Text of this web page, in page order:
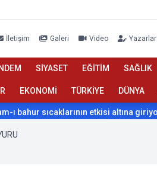
İletişim Galeri Video Yazarlar
SİYASET EĞİTİM SAĞLIK
EKONOMİ TÜRKİYE DÜNYA
sıcaklarının etkisi altına giriyor